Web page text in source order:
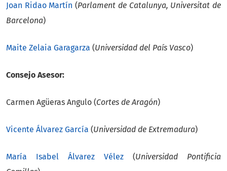
Joan Ridao Martín (Parlament de Catalunya, Universitat de
Barcelona)
Maite Zelaia Garagarza (Universidad del País Vasco)
Consejo Asesor:
Carmen Agüeras Angulo (Cortes de Aragón)
Vicente Álvarez García (Universidad de Extremadura)
María Isabel Álvarez Vélez (Universidad Pontificia